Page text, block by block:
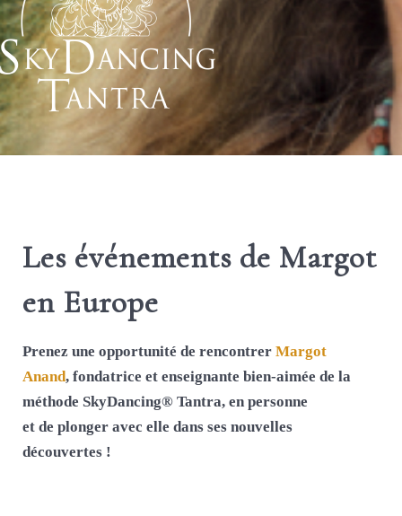
Les événements de Margot
en Europe
Prenez une opportunité de rencontrer Margot
Anand, fondatrice et enseignante bien-aimée de la
méthode SkyDancing® Tantra, en personne
et de plonger avec elle dans ses nouvelles
découvertes !